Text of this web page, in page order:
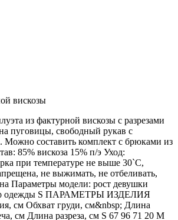
вискозы
из фактурной вискозы с разрезами
пуговицы, свободный рукав с
Можно составить комплект с брюками из
85% вискоза 15% п/э Уход:
при температуре не выше 30`C,
не выжимать, не отбеливать,
Параметры модели: рост девушки
одежды S ПАРАМЕТРЫ ИЗДЕЛИЯ
см Обхват груди, см&nbsp; Длина
см Длина разреза, см S 67 96 71 20 M